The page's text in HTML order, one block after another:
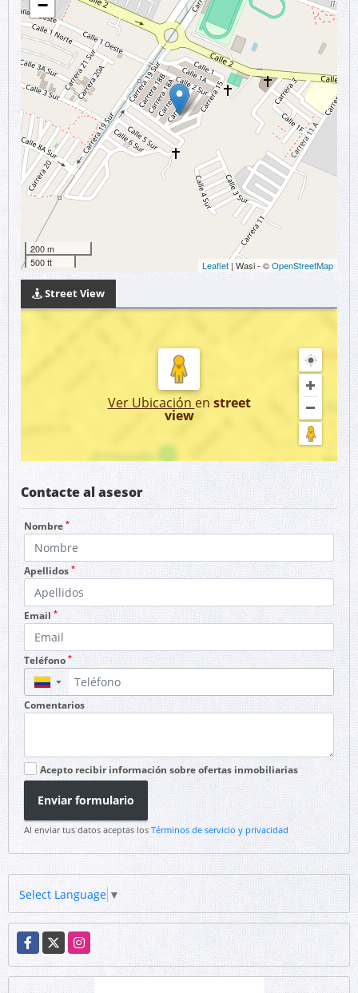
−
200 m
500 ft
Leaflet | Wasi - ©OpenStreetMap
Street View
Ver Ubicación en street
view
Contacte al asesor
Nombre *
Apellidos *
Email*
Teléfono *
▼
Comentarios
Acepto recibir información sobre ofertas inmobiliarias
Enviar formulario
Al enviar tus datos aceptas los Términos de servicio y privacidad
Select Language ▼
Facebook
X Instagram